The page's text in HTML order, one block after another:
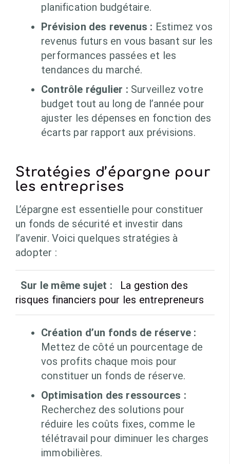
planification budgétaire.
Prévision des revenus : Estimez vos
revenus futurs en vous basant sur les
performances passées et les
tendances du marché.
Contrôle régulier : Surveillez votre
budget tout au long de l’année pour
ajuster les dépenses en fonction des
écarts par rapport aux prévisions.
Stratégies d’épargne pour
les entreprises
L’épargne est essentielle pour constituer
un fonds de sécurité et investir dans
l’avenir. Voici quelques stratégies à
adopter :
Sur le même sujet :
La gestion des
risques financiers pour les entrepreneurs
Création d’un fonds de réserve :
Mettez de côté un pourcentage de
vos profits chaque mois pour
constituer un fonds de réserve.
Optimisation des ressources :
Recherchez des solutions pour
réduire les coûts fixes, comme le
télétravail pour diminuer les charges
immobilières.